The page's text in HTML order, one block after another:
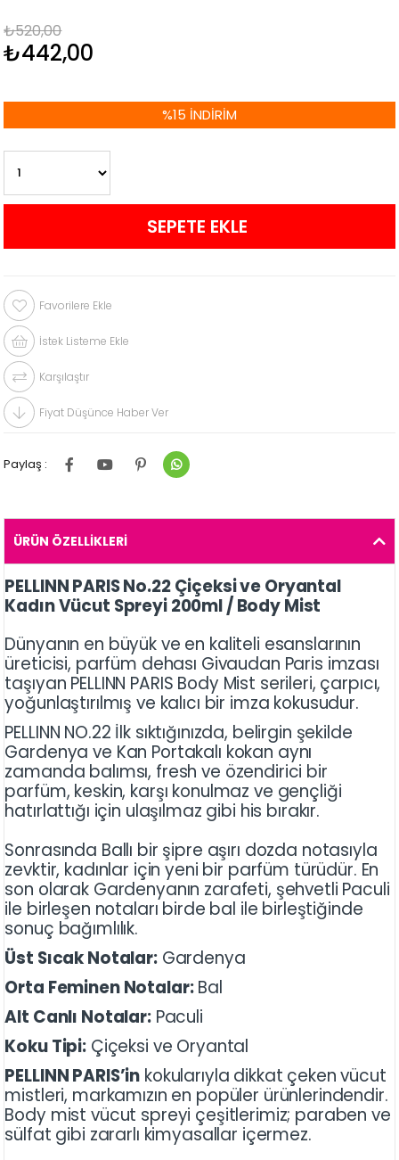
₺520,00
₺442,00
%15 İNDIRIM
Favorilere Ekle
İstek Listeme Ekle
Karşılaştır
Fiyat Düşünce Haber Ver
Paylaş :
ÜRÜN ÖZELLIKLERI
PELLINN PARIS No.22 Çiçeksi ve Oryantal
Kadın Vücut Spreyi 200ml / Body Mist
Dünyanın en büyük ve en kaliteli esanslarının
üreticisi, parfüm dehası Givaudan Paris imzası
taşıyan PELLINN PARIS Body Mist serileri, çarpıcı,
yoğunlaştırılmış ve kalıcı bir imza kokusudur.
PELLINN NO.22 İlk sıktığınızda, belirgin şekilde
Gardenya ve Kan Portakalı kokan aynı
zamanda balımsı, fresh ve özendirici bir
parfüm, keskin, karşı konulmaz ve gençliği
hatırlattığı için ulaşılmaz gibi his bırakır.
Sonrasında Ballı bir şipre aşırı dozda notasıyla
zevktir, kadınlar için yeni bir parfüm türüdür. En
son olarak Gardenyanın zarafeti, şehvetli Paculi
ile birleşen notaları birde bal ile birleştiğinde
sonuç bağımlılık.
Üst Sıcak Notalar:Gardenya
Orta Feminen Notalar:Bal
Alt Canlı Notalar:Paculi
Koku Tipi: Çiçeksi ve Oryantal
PELLINN PARIS’in kokularıyla dikkat çeken vücut
mistleri, markamızın en popüler ürünlerindendir.
Body mist vücut spreyi çeşitlerimiz; paraben ve
sülfat gibi zararlı kimyasallar içermez.